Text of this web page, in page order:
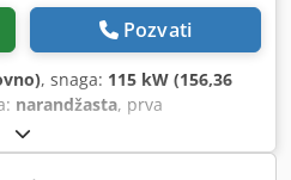
Pozvati
, snaga: 115 kW (156,36
narandžasta, prva
proizvodnje:
Modelska godina: 2012 Serijski